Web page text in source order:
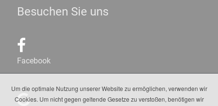
Um die optimale Nutzung unserer Website zu ermöglichen, verwenden wir
Cookies. Um nicht gegen geltende Gesetze zu verstoßen, benötigen wir
Besuchen Sie uns
Facebook